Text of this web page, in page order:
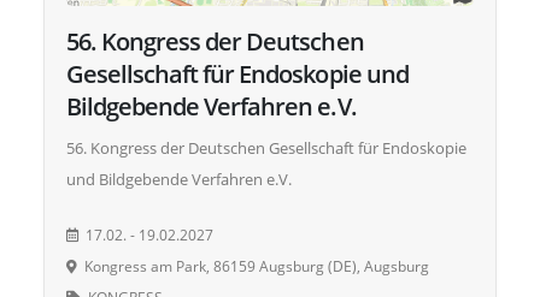
56. Kongress der Deutschen
Gesellschaft für Endoskopie und
Bildgebende Verfahren e.V.
56. Kongress der Deutschen Gesellschaft für Endoskopie
und Bildgebende Verfahren e.V.
17.02. - 19.02.2027
Kongress am Park, 86159 Augsburg (DE), Augsburg